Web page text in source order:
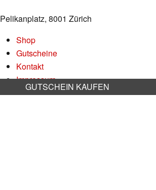
Pelikanplatz, 8001 Zürich
Shop
Gutscheine
Kontakt
Impressum
Datenschutz
GUTSCHEIN KAUFEN